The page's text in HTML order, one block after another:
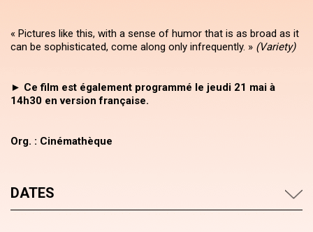
« Pictures like this, with a sense of humor that is as broad as it
can be sophisticated, come along only infrequently. » (Variety)
► Ce film est également programmé le jeudi 21 mai à
14h30 en version française.
Org. : Cinémathèque
DATES